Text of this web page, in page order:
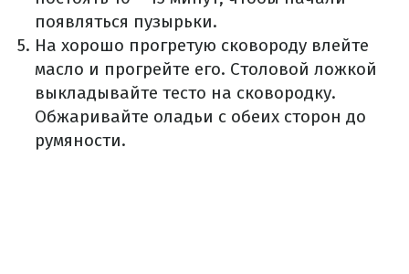
появляться пузырьки.
На хорошо прогретую сковороду влейте
масло и прогрейте его. Столовой ложкой
выкладывайте тесто на сковородку.
Обжаривайте оладьи с обеих сторон до
румяности.